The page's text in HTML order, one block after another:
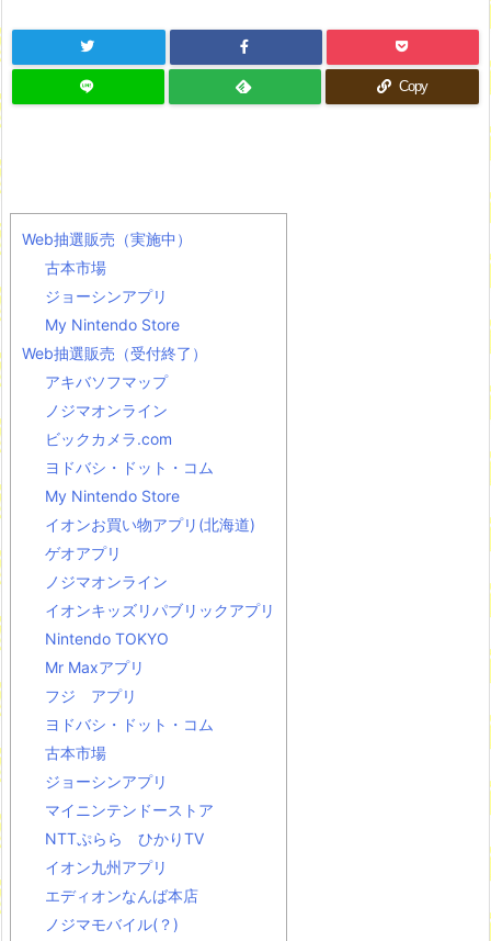
こちら…」→「相当悔しがってるだろうな…（ﾌﾞﾙﾌﾞﾙ」＝韓国の反
七ツ森りり ご令嬢と召使いの禁断の恋…1日だけ許された夫婦と
しての時間をひたすら愛し合う。
Copy
Web抽選販売（実施中）
古本市場
ジョーシンアプリ
My Nintendo Store
Web抽選販売（受付終了）
アキバソフマップ
ノジマオンライン
ビックカメラ.com
ヨドバシ・ドット・コム
My Nintendo Store
イオンお買い物アプリ(北海道)
ゲオアプリ
ノジマオンライン
イオンキッズリパブリックアプリ
Nintendo TOKYO
Mr Maxアプリ
フジ アプリ
ヨドバシ・ドット・コム
古本市場
ジョーシンアプリ
マイニンテンドーストア
NTTぷらら ひかりTV
イオン九州アプリ
エディオンなんば本店
ノジマモバイル(？)